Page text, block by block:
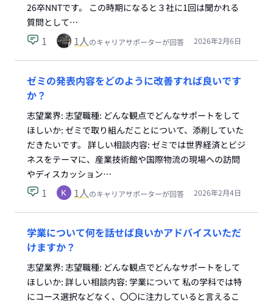
26卒NNTです。 この時期になると３社に1回は聞かれる
質問として…
1 1人のキャリアサポーターが回答 2026年2月6日
ゼミの発表内容をどのように改善すれば良いです
か？
志望業界: 志望職種: どんな観点でどんなサポートをして
ほしいか: ゼミで取り組んだことについて、添削していた
だきたいです。 詳しい相談内容: ゼミでは世界経済とビジ
ネスをテーマに、産業技術館や国際物流の現場への訪問
やディスカッション…
1 1人のキャリアサポーターが回答 2026年2月4日
学業について何を話せば良いかアドバイスいただ
けますか？
志望業界: 志望職種: どんな観点でどんなサポートをして
ほしいか: 詳しい相談内容: 学業について 私の学科では特
にコース選択などなく、〇〇に注力していると言えるこ